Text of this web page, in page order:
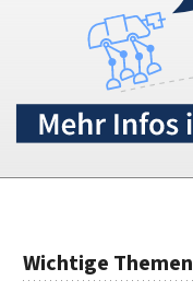
Wichtige Themen